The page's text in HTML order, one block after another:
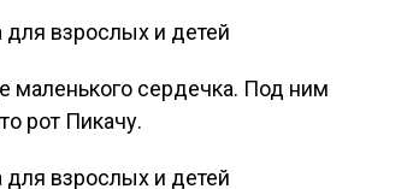
маленького сердечка. Под ним
рот Пикачу.